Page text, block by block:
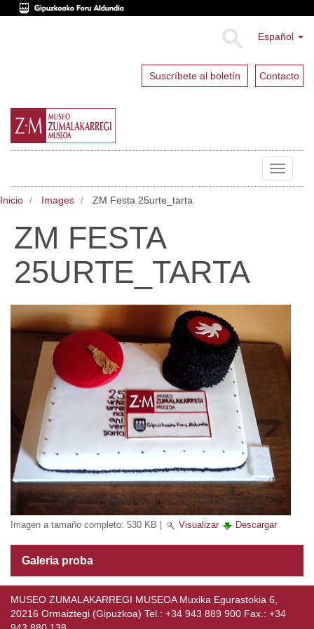
Español
Suscríbete al boletín Contacto
Toggle
Inicio Images ZM Festa 25urte_tarta
ZM FESTA
25URTE_TARTA
Imagen a tamaño completo: 530 KB Visualizar Descargar
Galeria proba
MUSEO ZUMALAKARREGI MUSEOA Muxika Egurastokia 6,
20216 Ormaiztegi (Gipuzkoa) Tel.: +34 943 889 900 Fax.: +34